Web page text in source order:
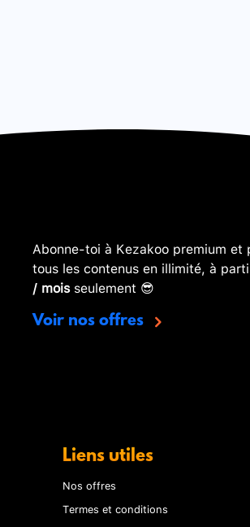
Abonne-toi à Kezakoo premium et
tous les contenus en illimité, à
/ moisseulement 😎
Voir nos offres
Liens utiles
Nos offres
Termes et conditions